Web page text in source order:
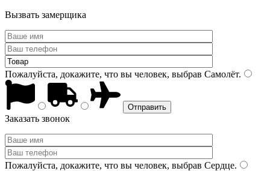
Вызвать замерщика
Пожалуйста, докажите, что вы человек, выбрав Самолёт.
Заказать звонок
Пожалуйста, докажите, что вы человек, выбрав Сердце.